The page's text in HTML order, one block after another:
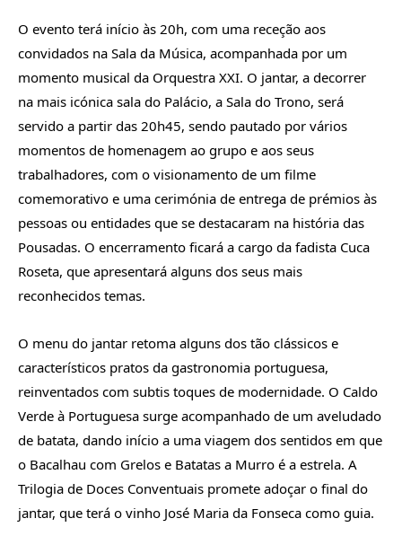
O evento terá início às 20h, com uma receção aos
convidados na Sala da Música, acompanhada por um
momento musical da Orquestra XXI. O jantar, a decorrer
na mais icónica sala do Palácio, a Sala do Trono, será
servido a partir das 20h45, sendo pautado por vários
momentos de homenagem ao grupo e aos seus
trabalhadores, com o visionamento de um filme
comemorativo e uma cerimónia de entrega de prémios às
pessoas ou entidades que se destacaram na história das
Pousadas. O encerramento ficará a cargo da fadista Cuca
Roseta, que apresentará alguns dos seus mais
reconhecidos temas.
O menu do jantar retoma alguns dos tão clássicos e
característicos pratos da gastronomia portuguesa,
reinventados com subtis toques de modernidade. O Caldo
Verde à Portuguesa surge acompanhado de um aveludado
de batata, dando início a uma viagem dos sentidos em que
o Bacalhau com Grelos e Batatas a Murro é a estrela. A
Trilogia de Doces Conventuais promete adoçar o final do
jantar, que terá o vinho José Maria da Fonseca como guia.